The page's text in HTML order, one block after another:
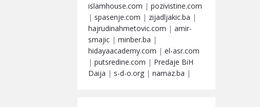
islamhouse.com | pozivistine.com
| spasenje.com | zijadljakic.ba |
hajrudinahmetovic.com | amir-
smajic | minber.ba |
hidayaacademy.com | el-asr.com
| putsredine.com | Predaje BiH
Daija | s-d-o.org | namaz.ba |